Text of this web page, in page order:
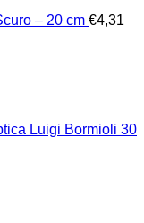
– 20 cm €4,31
Luigi Bormioli 30